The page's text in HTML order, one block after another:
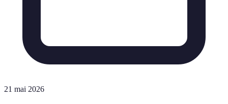
21 mai 2026